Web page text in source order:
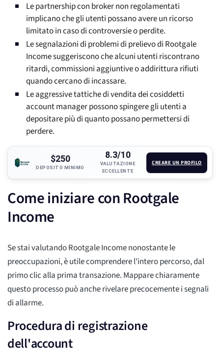
Le partnership con broker non regolamentati
implicano che gli utenti possano avere un ricorso
limitato in caso di controversie o perdite.
Le segnalazioni di problemi di prelievo di Rootgale
Income suggeriscono che alcuni utenti riscontrano
ritardi, commissioni aggiuntive o addirittura rifiuti
quando cercano di incassare.
Le aggressive tattiche di vendita dei cosiddetti
account manager possono spingere gli utenti a
depositare più di quanto possano permettersi di
perdere.
$250
DEPOSITO MINIMO
8.3/10
VALUTAZIONE
ECCELLENTE
CREARE UN PROFILO
Come iniziare con Rootgale
Income
Se stai valutando Rootgale Income nonostante le
preoccupazioni, è utile comprendere l'intero percorso, dal
primo clic alla prima transazione. Mappare chiaramente
questo processo può anche rivelare precocemente i segnali
di allarme.
Procedura di registrazione
dell'account